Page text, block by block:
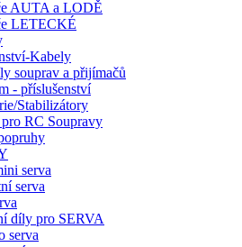
AUTA a LODĚ
LETECKÉ
Kabely
souprav a přijímačů
- příslušenství
Stabilizátory
RC Soupravy
serva
serva
díly pro SERVA
serva